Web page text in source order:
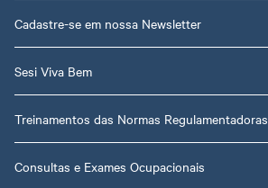
Cadastre-se em nossa Newsletter
Sesi Viva Bem
Treinamentos das Normas Regulamentadoras
Consultas e Exames Ocupacionais